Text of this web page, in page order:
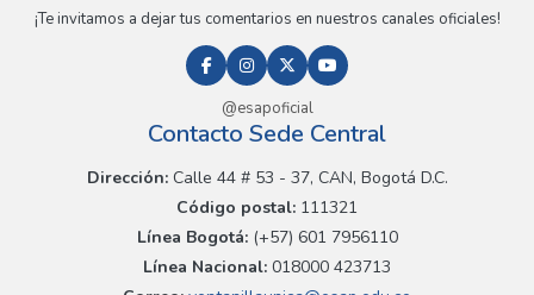
¡Te invitamos a dejar tus comentarios en nuestros canales oficiales!
@esapoficial
Contacto Sede Central
Dirección:Calle 44 # 53 - 37, CAN, Bogotá D.C.
Código postal: 111321
Línea Bogotá:(+57) 601 7956110
Línea Nacional: 018000 423713